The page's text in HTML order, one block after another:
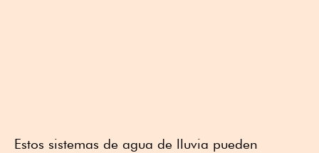
Estos sistemas de agua de lluvia pueden